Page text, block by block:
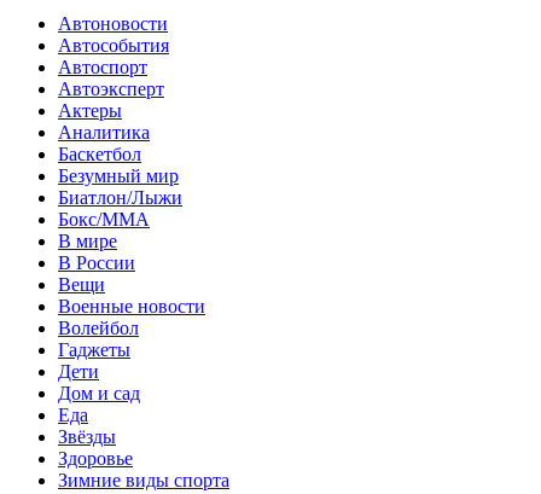
Автоновости
Автособытия
Автоспорт
Автоэксперт
Актеры
Аналитика
Баскетбол
Безумный мир
Биатлон/Лыжи
Бокс/MMA
В мире
В России
Вещи
Военные новости
Волейбол
Гаджеты
Дети
Дом и сад
Еда
Звёзды
Здоровье
Зимние виды спорта